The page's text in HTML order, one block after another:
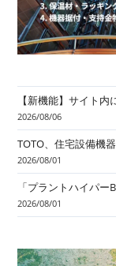
【新機能】サイト
2026/08/06
TOTO、住宅設備機
2026/08/01
「プラントハイパー
2026/08/01